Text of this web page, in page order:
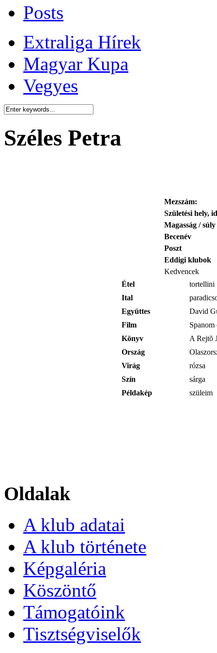
Posts
Extraliga Hírek
Magyar Kupa
Vegyes
Széles Petra
Mezszám:
Születési hely,
Magasság / súly
Becenév
Poszt
Eddigi klubok
Kedvencek
Étel
tortellini
Ital
Együttes
David
Film
Spanom
Könyv
A Rejtõ
Ország
Virág
rózsa
Szín
sárga
Példakép
szüleim
Oldalak
A klub adatai
A klub története
Képgaléria
Köszöntő
Támogatóink
Tisztségviselők